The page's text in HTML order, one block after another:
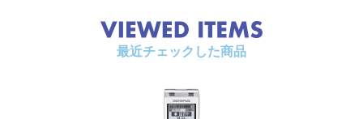
タイプ：φ20mm丸型ダイナミックスピーカー内蔵
実用最大出力：250mW（スピーカー8Ω）
最近チェックした商品